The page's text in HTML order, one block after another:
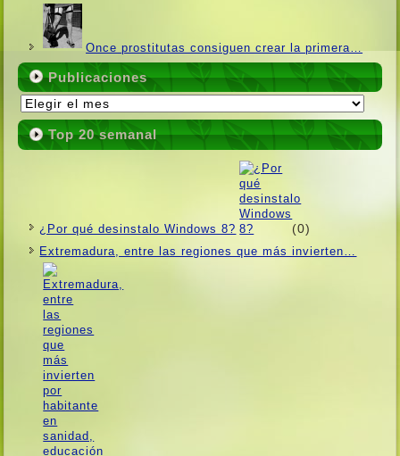
Once prostitutas consiguen crear la primera…
Publicaciones
Publicaciones
Top 20 semanal
¿Por qué desinstalo Windows 8? (0)
Extremadura, entre las regiones que más invierten…